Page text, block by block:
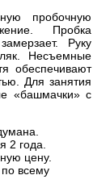
пробочную
Пробка
Руку
Несъемные
обеспечивают
Для занятия
«башмачки» с
2 года.
цену.
всему